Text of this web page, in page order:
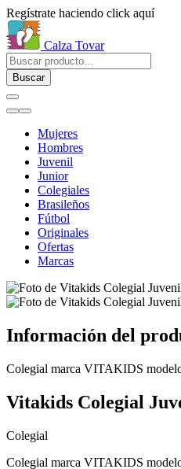
Regístrate haciendo click aquí
Calza Tovar
Buscar
Mujeres
Hombres
Juvenil
Junior
Colegiales
Brasileños
Fútbol
Originales
Ofertas
Marcas
Información del
Colegial marca VITAKIDS
Vitakids Colegial
Colegial
Colegial marca VITAKIDS